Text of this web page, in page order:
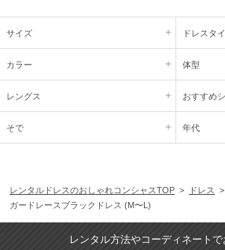
サイズ ドレスタ
カラー 体型
レングス おすすめ
そで 年代
レンタルドレスのおしゃれコンシャスTOP > ドレス >
ガードレースブラックドレス (M〜L)
レンタル方法やコーディネート